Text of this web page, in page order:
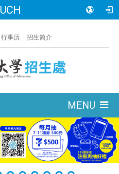
UCH
行事历 招生简介
MENU